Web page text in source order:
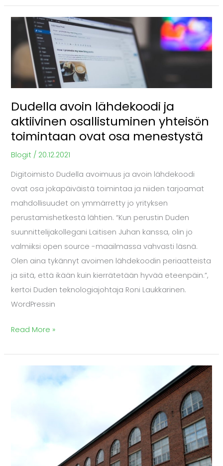
Dudella avoin lähdekoodi ja
aktiivinen osallistuminen yhteisön
toimintaan ovat osa menestystä
Blogit / 20.12.2021
Digitoimisto Dudella avoimuus ja avoin lähdekoodi
ovat osa jokapäiväistä toimintaa ja niiden tarjoamat
mahdollisuudet on ymmärretty jo yrityksen
perustamishetkestä lähtien. “Kun perustin Duden
suunnittelijakollegani Laitisen Juhan kanssa, olin jo
valmiiksi open source -maailmassa vahvasti läsnä.
Olen aina tykännyt avoimen lähdekoodin periaatteista
ja siitä, että ikään kuin kierrätetään hyvää eteenpäin.”,
kertoi Duden teknologiajohtaja Roni Laukkarinen.
WordPressin
Dudella
avoin
lähdekoodi
aktiivinen
yhteisön
toimintaan
ovat
osa
Read More »
verkkosivuilla